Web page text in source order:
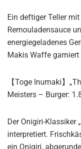
Ein deftiger Teller
Remouladensauce
energiegeladenes
Makis Waffe garniert
【Toge Inumaki】
Meisters – Burger:
Der Onigiri-Klassiker
interpretiert.
ein Onigiri,